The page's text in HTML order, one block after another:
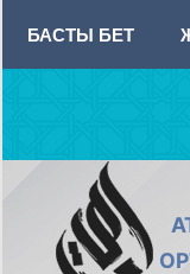
content
БАСТЫ БЕТ